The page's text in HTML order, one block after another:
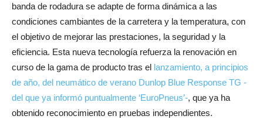
banda de rodadura se adapte de forma dinámica a las
condiciones cambiantes de la carretera y la temperatura, con
el objetivo de mejorar las prestaciones, la seguridad y la
eficiencia. Esta nueva tecnología refuerza la renovación en
curso de la gama de producto tras el lanzamiento, a principios
de año, del neumático de verano Dunlop Blue Response TG -
del que ya informó puntualmente ‘EuroPneus’-, que ya ha
obtenido reconocimiento en pruebas independientes.